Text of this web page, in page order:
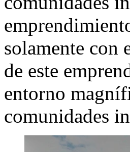
solamente con
de este
entorno
comunidades